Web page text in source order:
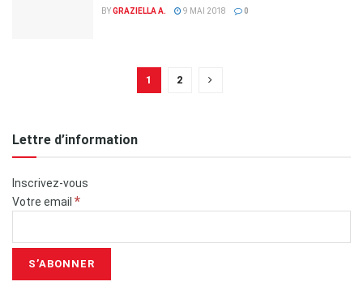
BYGRAZIELLA A. 9 MAI 2018 0
1 2
Lettre d’information
Inscrivez-vous
Votre email *